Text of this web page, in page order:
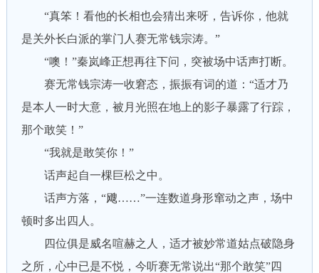
“真笨！看他的长相也会猜出来呀，告诉你，他就
是关外长白派的掌门人赛无常钱宗涛。”
“噢！”秦岚峰正想再往下问，突被场中话声打断。
赛无常钱宗涛一收窘态，振振有词的道：“适才乃
是本人一时大意，被月光照在地上的影子暴露了行踪，
那个敢笑！”
“我就是敢笑你！”
话声起自一棵巨松之中。
话声方落，“飕……”一连数道身形窜动之声，场中
顿时多出四人。
四位俱是威名喧赫之人，适才被妙常道姑点破隐身
之所，心中已是不悦，今听赛无常说出“那个敢笑”四